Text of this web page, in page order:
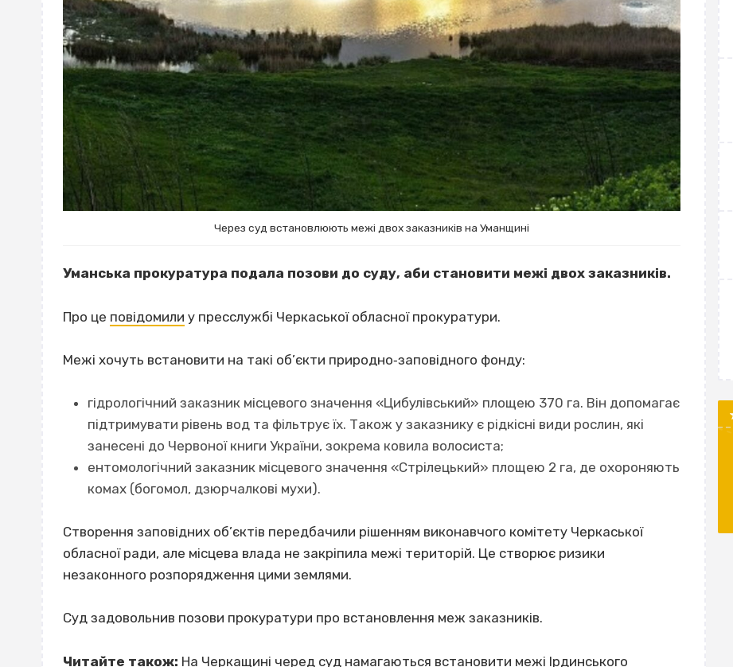
Через суд встановлюють межі двох заказників на Уманщині
Уманська прокуратура подала позови до суду, аби становити межі двох заказників.
Про це повідомили у пресслужбі Черкаської обласної прокуратури.
Межі хочуть встановити на такі об’єкти природно‐заповідного фонду:
гідрологічний заказник місцевого значення «Цибулівський» площею 370 га. Він допомагає
підтримувати рівень вод та фільтрує їх. Також у заказнику є рідкісні види рослин, які
занесені до Червоної книги України, зокрема ковила волосиста;
ентомологічний заказник місцевого значення «Стрілецький» площею 2 га, де охороняють
комах (богомол, дзюрчалкові мухи).
Створення заповідних об’єктів передбачили рішенням виконавчого комітету Черкаської
обласної ради, але місцева влада не закріпила межі територій. Це створює ризики
незаконного розпорядження цими землями.
Суд задовольнив позови прокуратури про встановлення меж заказників.
Читайте також: На Черкащині черед суд намагаються встановити межі Ірдинського